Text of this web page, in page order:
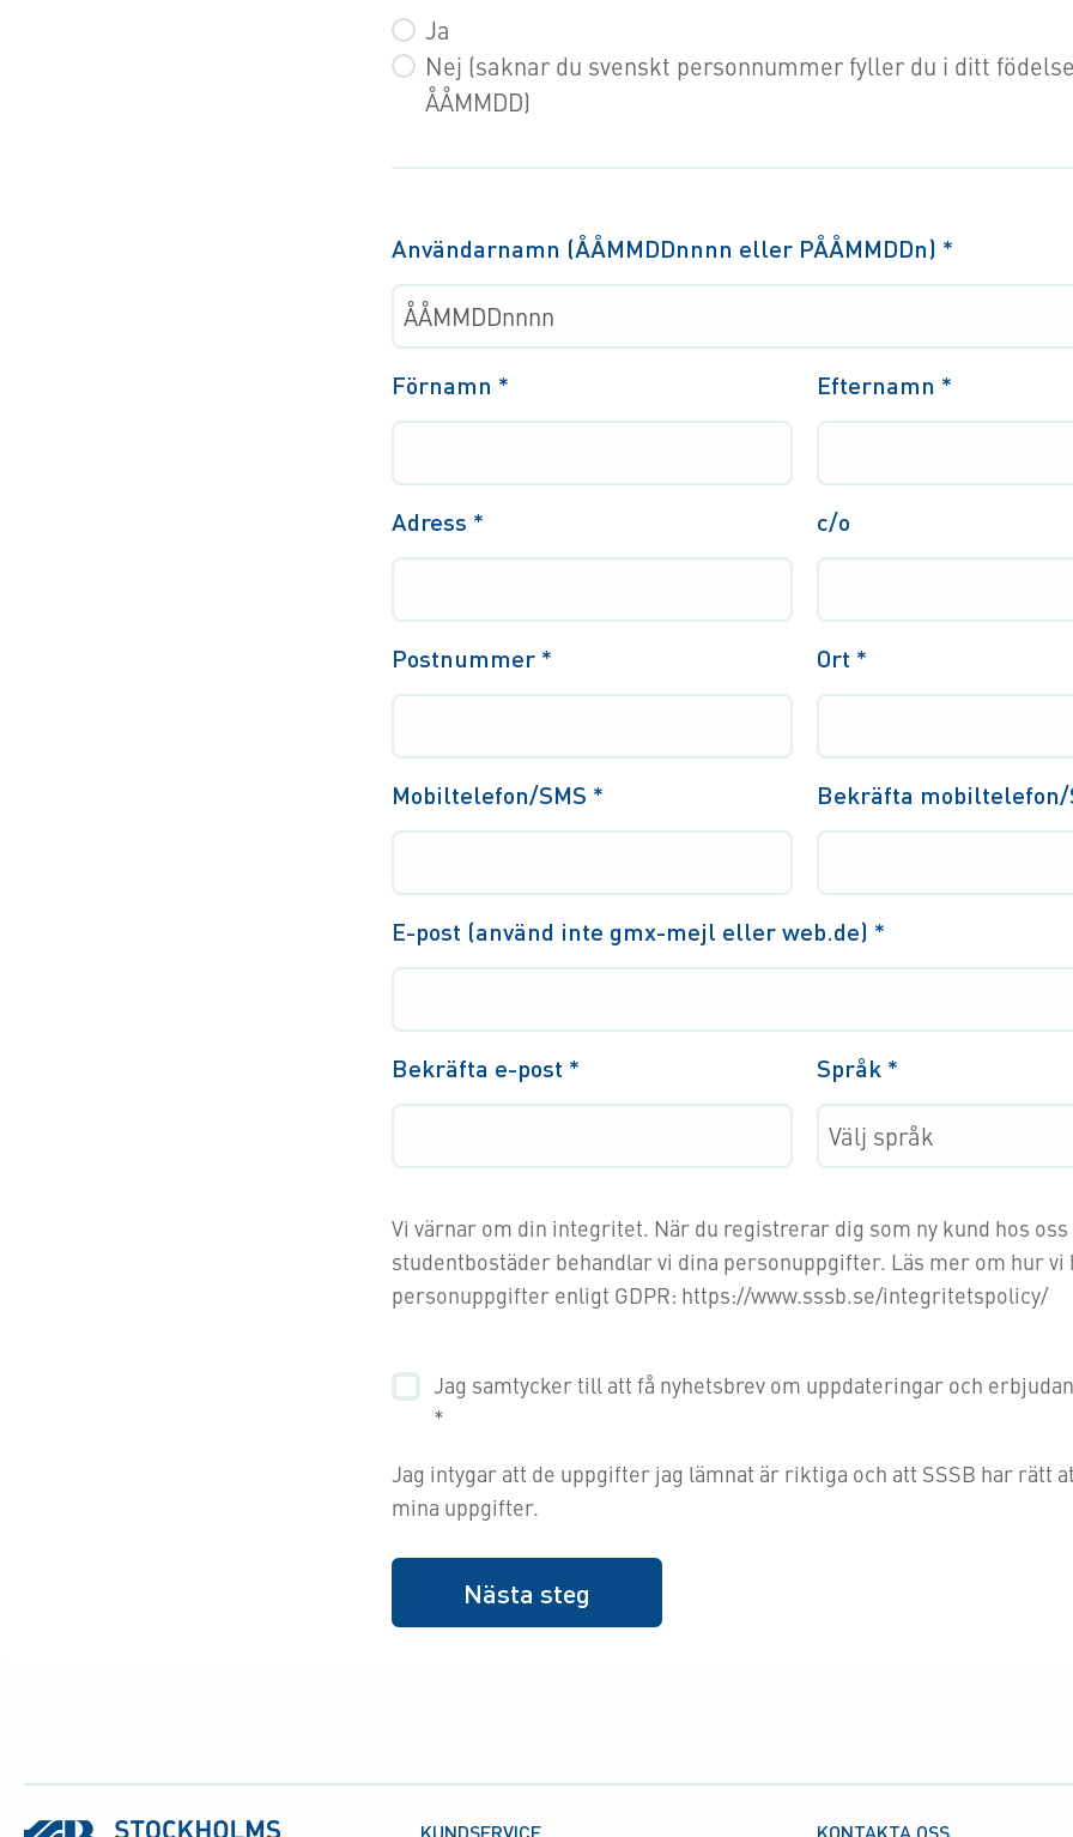
Ja
Nej (saknar du svenskt personnummer fyller du i ditt
ÅÅMMDD)
Användarnamn (ÅÅMMDDnnnn eller PÅÅMMDDn) *
Förnamn * Efternamn *
Adress * c/o
Postnummer * Ort *
Mobiltelefon/SMS * Bekräfta mobiltelefon/
E-post (använd inte gmx-mejl eller web.de) *
Bekräfta e-post * Språk *
Vi värnar om din integritet. När du registrerar dig som ny kund hos
studentbostäder behandlar vi dina personuppgifter. Läs mer om hur vi hanterar dina
personuppgifter enligt GDPR: https://www.sssb.se/integritetspolicy/
Jag samtycker till att få nyhetsbrev om uppdateringar och
*
Jag intygar att de uppgifter jag lämnat är riktiga och att SSSB har rätt
mina uppgifter.
KUNDSERVICE KONTAKTA OSS